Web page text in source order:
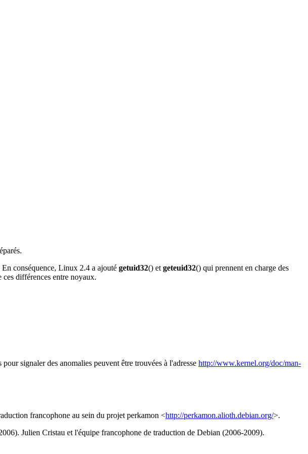
conséquence, Linux 2.4 a ajouté getuid32() et geteuid32() qui prennent en charge des
ces différences entre noyaux.
signaler des anomalies peuvent être trouvées à l'adresse http://www.kernel.org/doc/man-
francophone au sein du projet perkamon <http://perkamon.alioth.debian.org/>.
Julien Cristau et l'équipe francophone de traduction de Debian (2006-2009).